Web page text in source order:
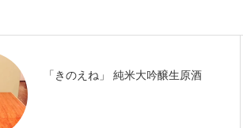
「きのえね」 純米大吟醸生原酒